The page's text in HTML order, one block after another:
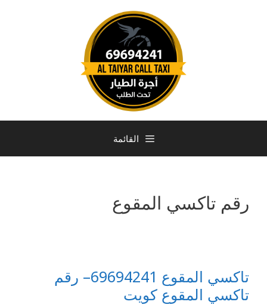
القائمة
رقم تاكسي المقوع
تاكسي المقوع 69694241– رقم
تاكسي المقوع كويت